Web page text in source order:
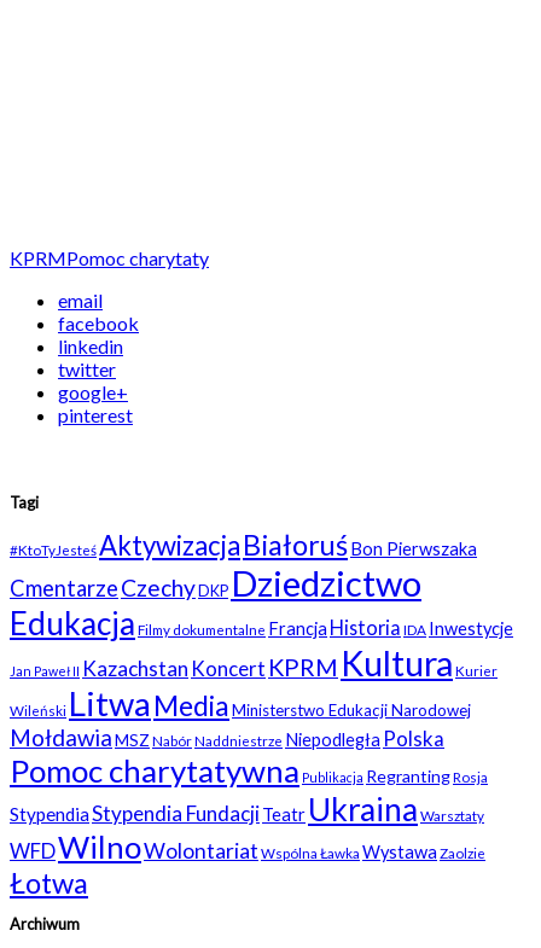
KPRMPomoc charytaty
email
facebook
linkedin
twitter
google+
pinterest
Tagi
#KtoTyJesteśAktywizacjaBiałoruśBon Pierwszaka
CmentarzeCzechyDKP Dziedzictwo
Edukacja Filmy dokumentalne Francja Historia IDA Inwestycje
Jan Paweł II Kazachstan Koncert KPRM Kultura Kurier
Wileński Litwa MediaMinisterstwo Edukacji Narodowej
MołdawiaMSZ NabórNaddniestrze Niepodległa Polska
Pomoc charytatywna Publikacja RegrantingRosja
StypendiaStypendia FundacjiTeatr Ukraina Warsztaty
WFDWilnoWolontariat Wspólna Ławka Wystawa Zaolzie
Łotwa
Archiwum